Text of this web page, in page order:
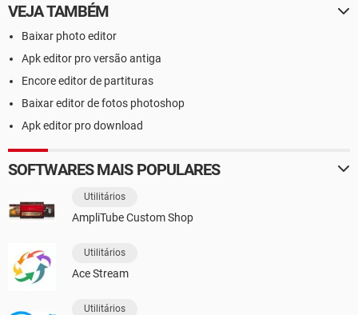
VEJA TAMBÉM
Baixar photo editor
Apk editor pro versão antiga
Encore editor de partituras
Baixar editor de fotos photoshop
Apk editor pro download
SOFTWARES MAIS POPULARES
Utilitários
AmpliTube Custom Shop
Utilitários
Ace Stream
Utilitários